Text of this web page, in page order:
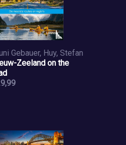
Gebauer, Huy, Stefan
Zeeland on the